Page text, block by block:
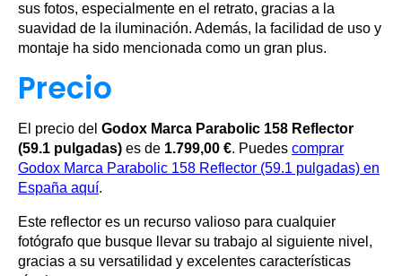
sus fotos, especialmente en el retrato, gracias a la
suavidad de la iluminación. Además, la facilidad de uso y
montaje ha sido mencionada como un gran plus.
Precio
El precio del Godox Marca Parabolic 158 Reflector
(59.1 pulgadas) es de 1.799,00 €. Puedes comprar
Godox Marca Parabolic 158 Reflector (59.1 pulgadas) en
España aquí.
Este reflector es un recurso valioso para cualquier
fotógrafo que busque llevar su trabajo al siguiente nivel,
gracias a su versatilidad y excelentes características